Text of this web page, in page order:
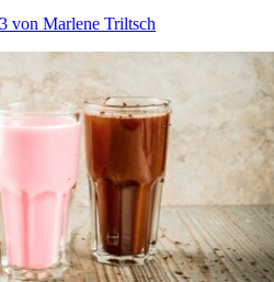
von Marlene Triltsch